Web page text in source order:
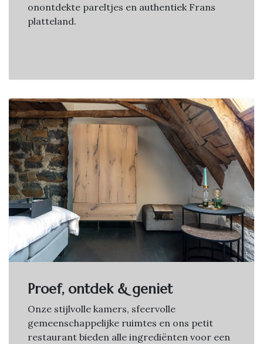
onontdekte pareltjes en authentiek Frans
platteland.
Proef, ontdek & geniet
Onze stijlvolle kamers, sfeervolle
gemeenschappelijke ruimtes en ons petit
restaurant bieden alle ingrediënten voor een